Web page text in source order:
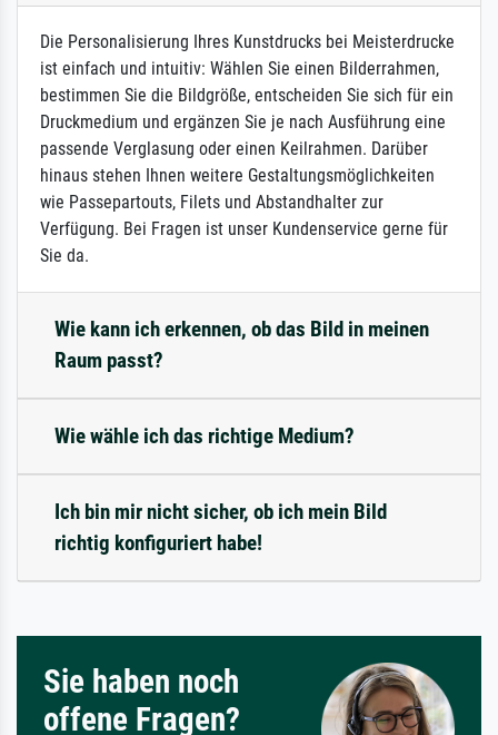
Die Personalisierung Ihres Kunstdrucks bei Meisterdrucke
ist einfach und intuitiv: Wählen Sie einen Bilderrahmen,
bestimmen Sie die Bildgröße, entscheiden Sie sich für ein
Druckmedium und ergänzen Sie je nach Ausführung eine
passende Verglasung oder einen Keilrahmen. Darüber
hinaus stehen Ihnen weitere Gestaltungsmöglichkeiten
wie Passepartouts, Filets und Abstandhalter zur
Verfügung. Bei Fragen ist unser Kundenservice gerne für
Sie da.
Wie kann ich erkennen, ob das Bild in meinen
Raum passt?
Wie wähle ich das richtige Medium?
Ich bin mir nicht sicher, ob ich mein Bild
richtig konfiguriert habe!
Sie haben noch
offene Fragen?